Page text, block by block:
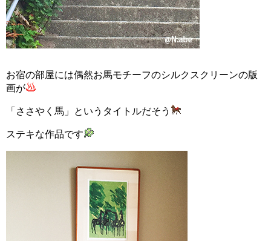
お宿の部屋には偶然お馬モチーフのシルクスクリーンの版
画が
「ささやく馬」というタイトルだそう
ステキな作品です